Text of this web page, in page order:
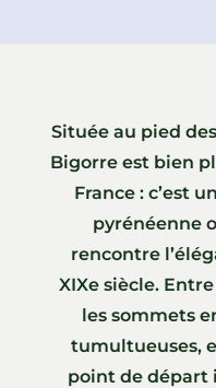
Située au pied
Bigorre est bien
France : c’est
pyrénéenne
rencontre
XIXe siècle.
les sommets
tumultueuses,
point de départ